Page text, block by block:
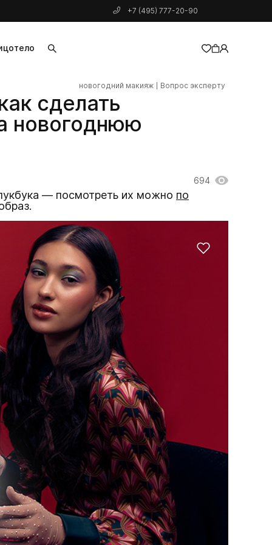
+7 (495) 777-20-90
тело
добавлен в корзину
сделать
новогоднюю
новогодний макияж Вопрос эксперту
694
— посмотреть их можно по